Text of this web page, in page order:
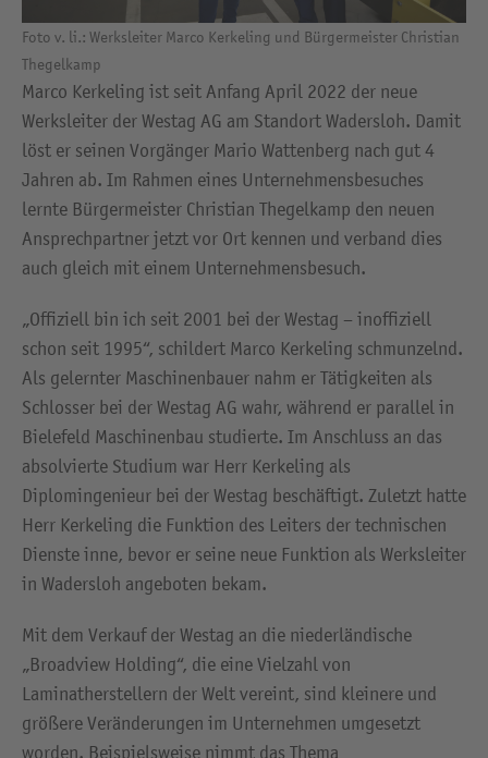
Foto v. li.: Werksleiter Marco Kerkeling und Bürgermeister Christian
Thegelkamp
Marco Kerkeling ist seit Anfang April 2022 der neue
Werksleiter der Westag AG am Standort Wadersloh. Damit
löst er seinen Vorgänger Mario Wattenberg nach gut 4
Jahren ab. Im Rahmen eines Unternehmensbesuches
lernte Bürgermeister Christian Thegelkamp den neuen
Ansprechpartner jetzt vor Ort kennen und verband dies
auch gleich mit einem Unternehmensbesuch.
„Offiziell bin ich seit 2001 bei der Westag – inoffiziell
schon seit 1995“, schildert Marco Kerkeling schmunzelnd.
Als gelernter Maschinenbauer nahm er Tätigkeiten als
Schlosser bei der Westag AG wahr, während er parallel in
Bielefeld Maschinenbau studierte. Im Anschluss an das
absolvierte Studium war Herr Kerkeling als
Diplomingenieur bei der Westag beschäftigt. Zuletzt hatte
Herr Kerkeling die Funktion des Leiters der technischen
Dienste inne, bevor er seine neue Funktion als Werksleiter
in Wadersloh angeboten bekam.
Mit dem Verkauf der Westag an die niederländische
„Broadview Holding“, die eine Vielzahl von
Laminatherstellern der Welt vereint, sind kleinere und
größere Veränderungen im Unternehmen umgesetzt
worden. Beispielsweise nimmt das Thema